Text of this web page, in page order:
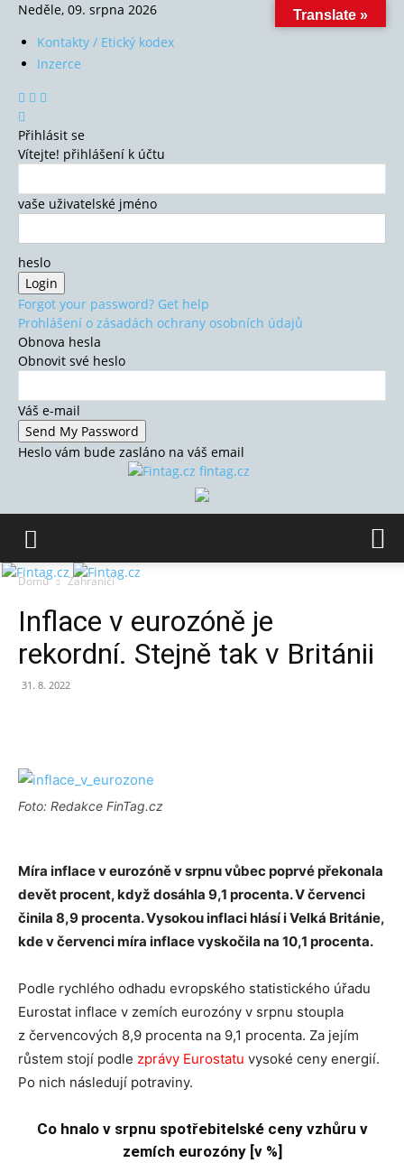
Neděle, 09. srpna 2026
Kontakty / Etický kodex
Inzerce
Přihlásit se
Vítejte! přihlášení k účtu
vaše uživatelské jméno
heslo
Forgot your password? Get help
Prohlášení o zásadách ochrany osobních údajů
Obnova hesla
Obnovit své heslo
Váš e-mail
Heslo vám bude zasláno na váš email
fintag.cz
Domů Zahraničí
Inflace v eurozóně je
rekordní. Stejně tak v Británii
31. 8. 2022
Foto: Redakce FinTag.cz
Míra inflace v eurozóně v srpnu vůbec poprvé překonala
devět procent, když dosáhla 9,1 procenta. V červenci
činila 8,9 procenta. Vysokou inflaci hlásí i Velká Británie,
kde v červenci míra inflace vyskočila na 10,1 procenta.
Podle rychlého odhadu evropského statistického úřadu
Eurostat inflace v zemích eurozóny v srpnu stoupla
z červencových 8,9 procenta na 9,1 procenta. Za jejím
růstem stojí podle zprávy Eurostatu vysoké ceny energií.
Po nich následují potraviny.
Co hnalo v srpnu spotřebitelské ceny vzhůru v
zemích eurozóny [v %]
Translate »